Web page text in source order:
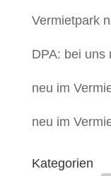
Vermietpark
DPA: bei uns
neu im
neu im
Kategorien